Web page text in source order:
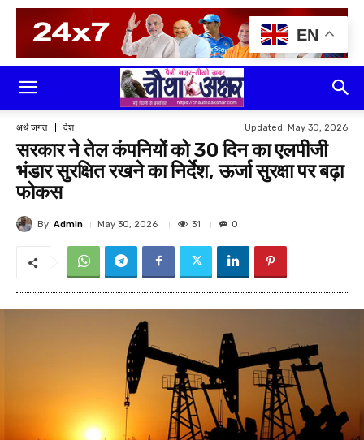
अर्थ जगत देश Updated: May 30, 2026
सरकार ने तेल कंपनियों को 30 दिन का एलपीजी
भंडार सुरक्षित रखने का निर्देश, ऊर्जा सुरक्षा पर बढ़ा
फोकस
By Admin May 30, 2026 31 0
EN